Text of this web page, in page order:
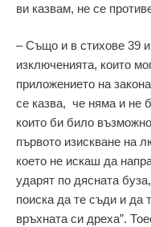
ви казвам, не се
– Също и в стихове 39
изключенията, които
приложението на
се казва, че няма и не
които би било
първото изискване на
което не искаш да
ударят по дясната
поиска да те съди и да
връхната си дреха”.